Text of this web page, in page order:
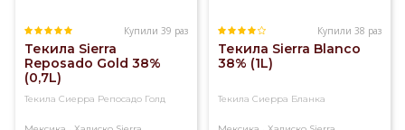
Купили 39 раз
Текила Sierra
Reposado Gold 38%
(0,7L)
Текила Сиерра Репосадо Голд
Купили 38 раз
Текила Sierra Blanco
38% (1L)
Текила Сиерра Бланка